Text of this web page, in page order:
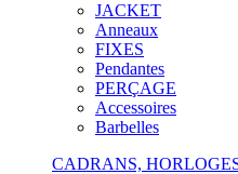
JACKET
Anneaux
FIXES
Pendantes
PERÇAGE
Accessoires
Barbelles
CADRANS,